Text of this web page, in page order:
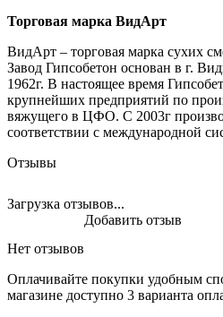
Торговая марка ВидАрт
ВидАрт – торговая марка сухих
Завод Гипсобетон основан в г.
1962г. В настоящее время
крупнейших предприятий по
вяжущего в ЦФО. С 2003г
соответствии с международной
Отзывы
Загрузка отзывов...
Нет отзывов
Добавить отзыв
Оплачивайте покупки удобным
магазине доступно 3 варианта